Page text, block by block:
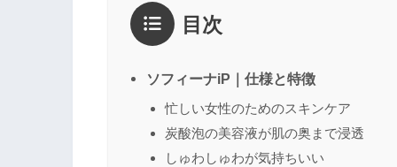
2点
1点
感想*
目次
ソフィーナiP｜仕様と特徴
忙しい女性のためのスキンケア
炭酸泡の美容液が肌の奥まで浸透
しゅわしゅわが気持ちいい